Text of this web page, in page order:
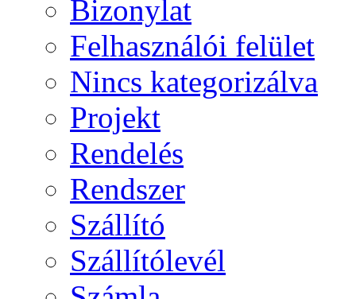
Bizonylat
Felhasználói felület
Nincs kategorizálva
Projekt
Rendelés
Rendszer
Szállító
Szállítólevél